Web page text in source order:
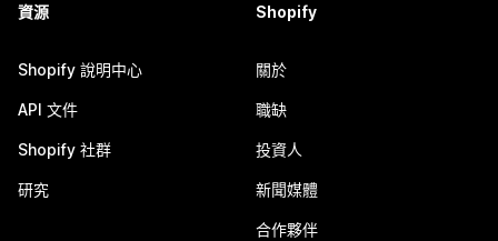
資源
Shopify 說明中心
API 文件
Shopify 社群
研究
Shopify
關於
職缺
投資人
新聞媒體
合作夥伴